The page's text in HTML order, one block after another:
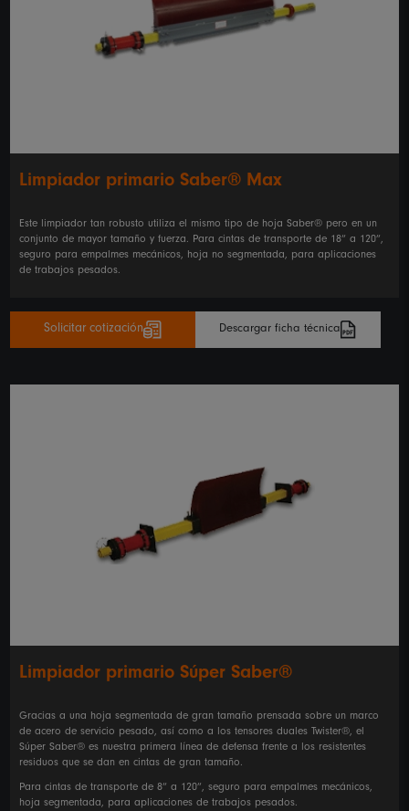
Limpiador primario Saber® Max
Este limpiador tan robusto utiliza el mismo tipo de hoja Saber® pero en un
conjunto de mayor tamaño y fuerza. Para cintas de transporte de 18” a 120”,
seguro para empalmes mecánicos, hoja no segmentada, para aplicaciones
de trabajos pesados.
Solicitar cotización Descargar ficha técnica
Limpiador primario Súper Saber®
Gracias a una hoja segmentada de gran tamaño prensada sobre un marco
de acero de servicio pesado, así como a los tensores duales Twister®, el
Súper Saber® es nuestra primera línea de defensa frente a los resistentes
residuos que se dan en cintas de gran tamaño.
Para cintas de transporte de 8” a 120”, seguro para empalmes mecánicos,
hoja segmentada, para aplicaciones de trabajos pesados.